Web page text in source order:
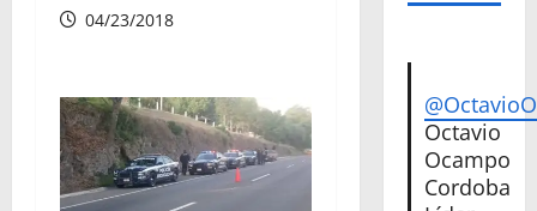
04/23/2018
Octavio
Ocampo
Cordoba